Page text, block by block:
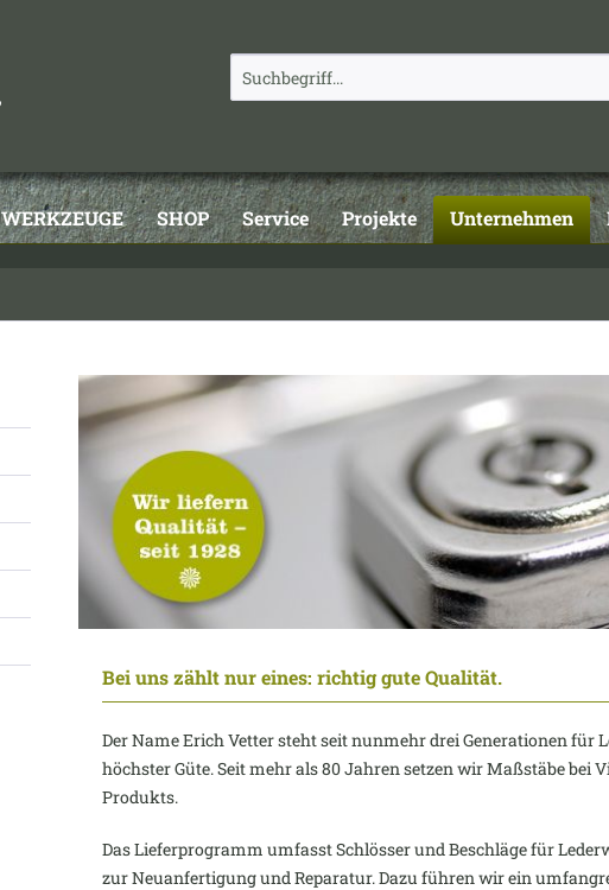
WERKZEUGE SHOP Service Projekte Unternehmen
Bei uns zählt nur eines: richtig gute Qualität.
Der Name Erich Vetter steht seit nunmehr drei Generationen für
höchster Güte. Seit mehr als 80 Jahren setzen wir Maßstäbe bei
Produkts.
Das Lieferprogramm umfasst Schlösser und Beschläge für
zur Neuanfertigung und Reparatur. Dazu führen wir ein